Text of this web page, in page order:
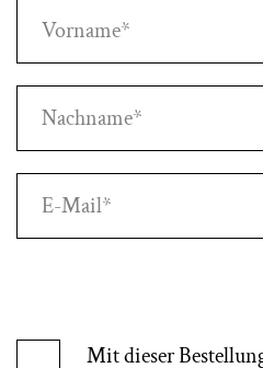
Vorname*
Nachname*
E-Mail*
Mit dieser